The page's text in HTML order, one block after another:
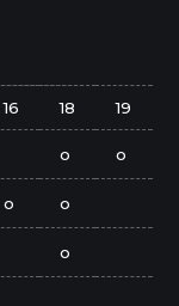
16 18 19
o o
o o
o